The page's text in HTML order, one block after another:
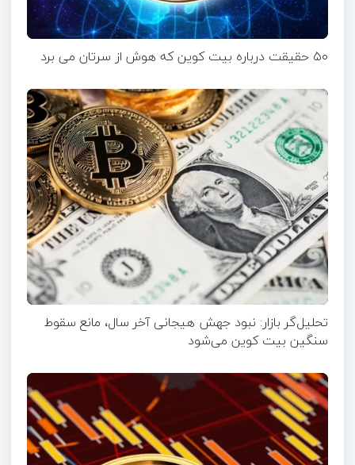
۵۰ حقیقت درباره بیت کوین که هوش از سرتان می برد
تحلیل‌گر بازار: نبود جهش هیجانی آخر سال، مانع سقوط
سنگین بیت کوین می‌شود